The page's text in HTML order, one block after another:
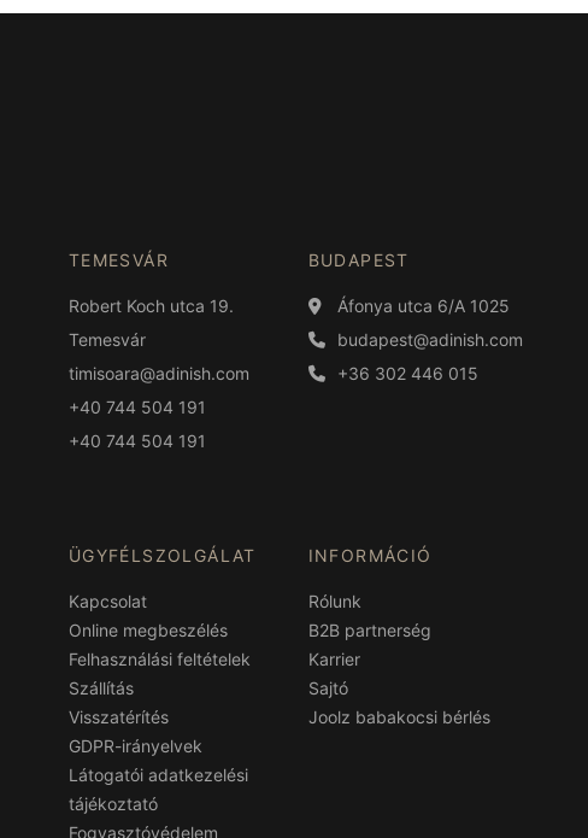
TEMESVÁR
Robert Koch utca 19.
Temesvár
timisoara@adinish.com
+40 744 504 191
+40 744 504 191
BUDAPEST
Áfonya utca 6/A 1025
budapest@adinish.com
+36 302 446 015
ÜGYFÉLSZOLGÁLAT
Kapcsolat
Online megbeszélés
Felhasználási feltételek
Szállítás
Visszatérítés
GDPR-irányelvek
Látogatói adatkezelési
tájékoztató
Fogyasztóvédelem
INFORMÁCIÓ
Rólunk
B2B partnerség
Karrier
Sajtó
Joolz babakocsi bérlés